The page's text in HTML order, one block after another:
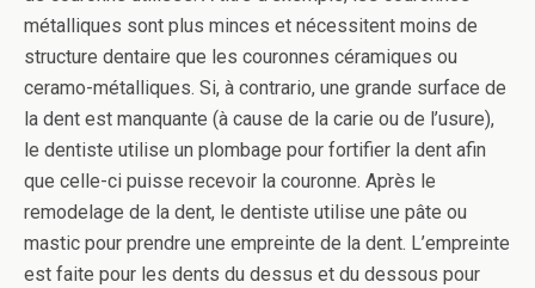
métalliques sont plus minces et nécessitent moins de
structure dentaire que les couronnes céramiques ou
ceramo-métalliques. Si, à contrario, une grande surface de
la dent est manquante (à cause de la carie ou de l’usure),
le dentiste utilise un plombage pour fortifier la dent afin
que celle-ci puisse recevoir la couronne. Après le
remodelage de la dent, le dentiste utilise une pâte ou
mastic pour prendre une empreinte de la dent. L’empreinte
est faite pour les dents du dessus et du dessous pour